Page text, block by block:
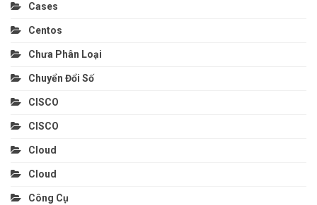
Cases
Centos
Chưa Phân Loại
Chuyển Đổi Số
CISCO
CISCO
Cloud
Cloud
Công Cụ